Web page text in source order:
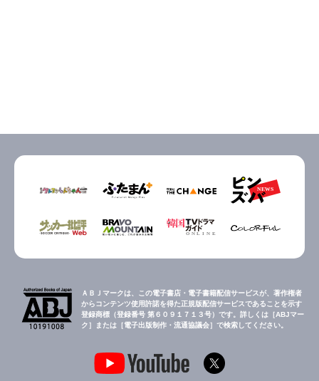
ＡＢＪマークは、この電子書店・電子書籍配信サービスが、著作権者
からコンテンツ使用許諾を得た正規版配信サービスであることを示す
登録商標（登録番号 第６０９１７１３号）です。詳しくは［ABJマー
ク］または［電子出版制作・流通協議会］で検索してください。